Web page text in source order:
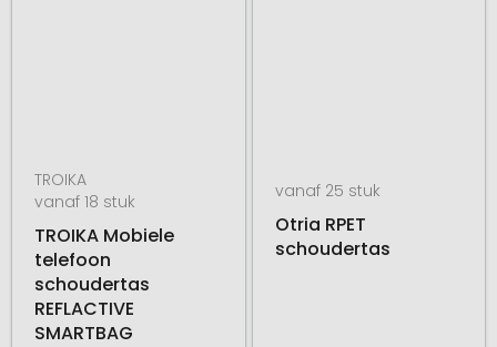
TROIKA
vanaf 18 stuk
TROIKA Mobiele
telefoon
schoudertas
REFLACTIVE
SMARTBAG
vanaf 25 stuk
Otria RPET
schoudertas